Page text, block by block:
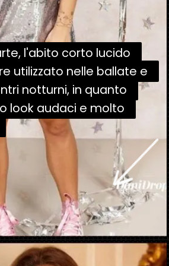
l'abito corto lucido
utilizzato nelle ballate e
notturni, in quanto
look audaci e molto
l'abito corto lucido
utilizzato nelle ballate e
notturni, in quanto
look audaci e molto
https://danidrops.com.br/it/vestido-brilhante-2023/